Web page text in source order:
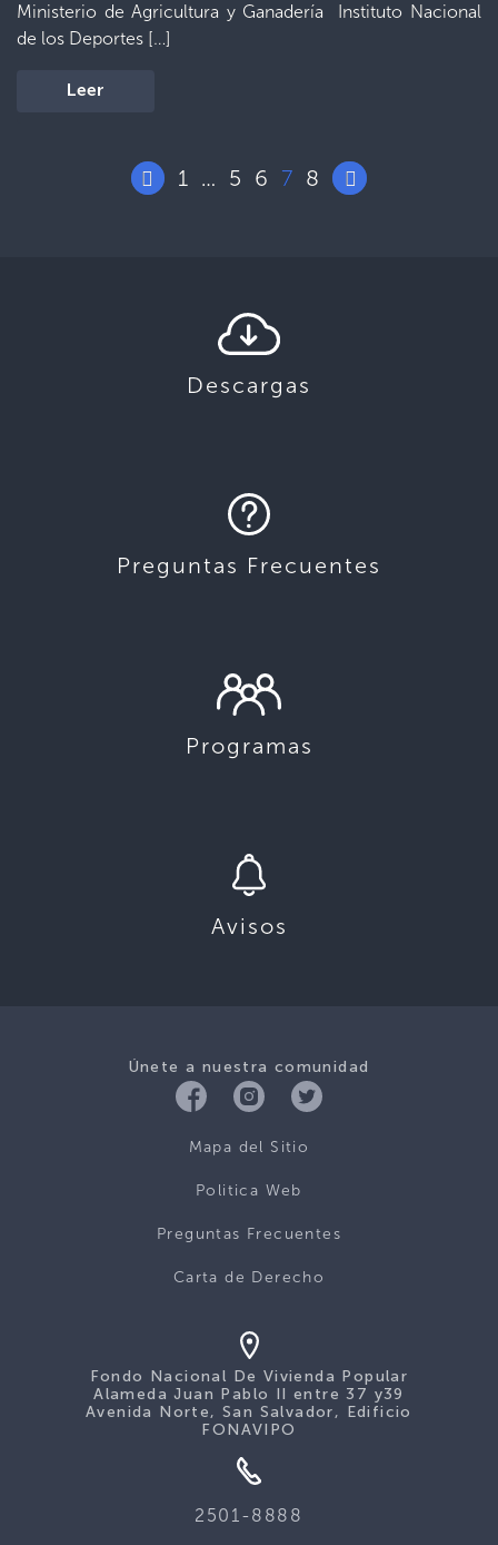
Ministerio de Agricultura y Ganadería Instituto Nacional
de los Deportes […]
Leer
1 … 5 6 7 8
Descargas
Preguntas Frecuentes
Programas
Avisos
Únete a nuestra comunidad
Mapa del Sitio
Politica Web
Preguntas Frecuentes
Carta de Derecho
Fondo Nacional De Vivienda Popular
Alameda Juan Pablo II entre 37 y39
Avenida Norte, San Salvador, Edificio
FONAVIPO
2501-8888